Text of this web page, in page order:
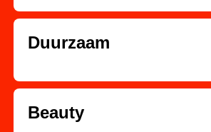
Duurzaam
Beauty